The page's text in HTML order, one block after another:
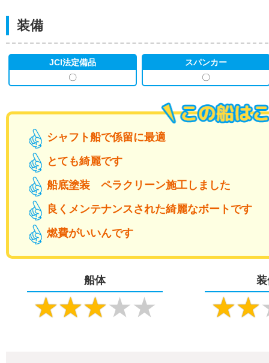
装備
JCI法定備品
〇
スパンカー
〇
シャフト船で係留に最適
とても綺麗です
船底塗装 ペラクリーン施工しました
良くメンテナンスされた綺麗なボートです
燃費がいいんです
船体
★★★★★ ★★